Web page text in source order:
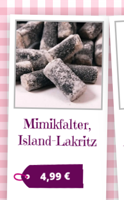
Mimikfalter,
Island-Lakritz
4,99€